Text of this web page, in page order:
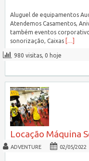
Aluguel de equipamentos
Atendemos Casamentos,
também eventos
sonorização, Caixas
[…]
980 visitas, 0 hoje
Locação Máquina
ADVENTURE 02/05/2022